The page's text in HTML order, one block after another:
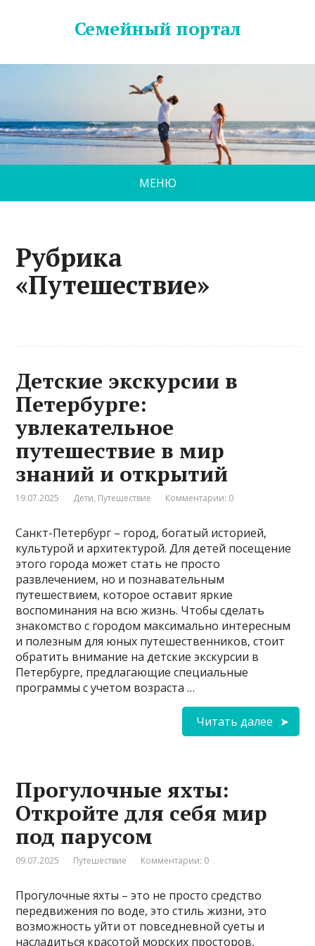
Семейный портал
МЕНЮ
Рубрика
«Путешествие»
Детские экскурсии в
Петербурге:
увлекательное
путешествие в мир
знаний и открытий
19.07.2025 Дети, Путешествие Комментарии: 0
Санкт-Петербург – город, богатый историей,
культурой и архитектурой. Для детей посещение
этого города может стать не просто
развлечением, но и познавательным
путешествием, которое оставит яркие
воспоминания на всю жизнь. Чтобы сделать
знакомство с городом максимально интересным
и полезным для юных путешественников, стоит
обратить внимание на детские экскурсии в
Петербурге, предлагающие специальные
программы с учетом возраста …
Читать далее
Прогулочные яхты:
Откройте для себя мир
под парусом
09.07.2025 Путешествие Комментарии: 0
Прогулочные яхты – это не просто средство
передвижения по воде, это стиль жизни, это
возможность уйти от повседневной суеты и
насладиться красотой морских просторов,